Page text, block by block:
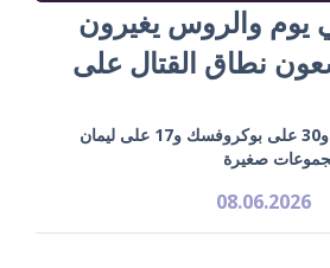
في يوم والروس يغيرون
نطاق القتال على
38 هجوماً على هوليايبيل و30 على بوكروفسك و17 على ليمان
صغيرة
08.06.2026